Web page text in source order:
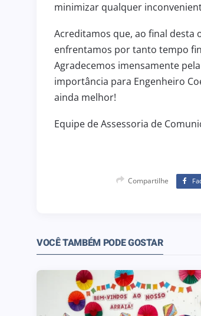
minimizar qualquer
Acreditamos que, ao final
enfrentamos por tanto tempo
Agradecemos imensamente
importância para Engenheiro
ainda melhor!
Equipe de Assessoria de
Compartilhe
VOCÊ TAMBÉM PODE GOSTAR